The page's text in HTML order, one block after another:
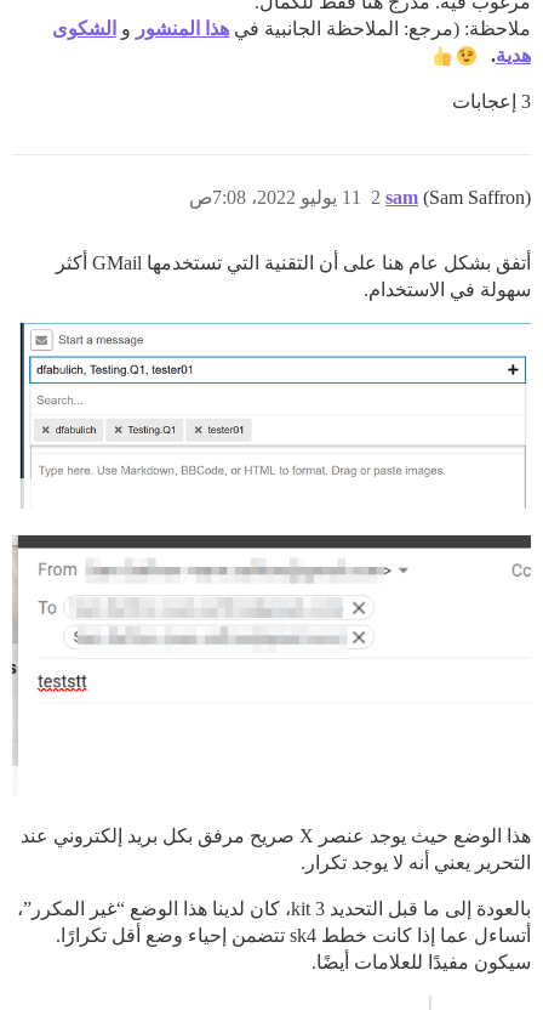
ملاحظة: (مرجع: الملاحظة الجانبية في هذا المنشور و الشكوى
هدية.
3 إعجابات
sam (Sam Saffron) 11 يوليو 2022، 7:08ص 2
أتفق بشكل عام هنا على أن التقنية التي تستخدمها GMail أكثر
سهولة في الاستخدام.
هذا الوضع حيث يوجد عنصر X صريح مرفق بكل بريد إلكتروني عند
التحرير يعني أنه لا يوجد تكرار.
بالعودة إلى ما قبل التحديد kit 3، كان لدينا هذا الوضع “غير المكرر”،
أتساءل عما إذا كانت خطط sk4 تتضمن إحياء وضع أقل تكرارًا.
سيكون مفيدًا للعلامات أيضًا.